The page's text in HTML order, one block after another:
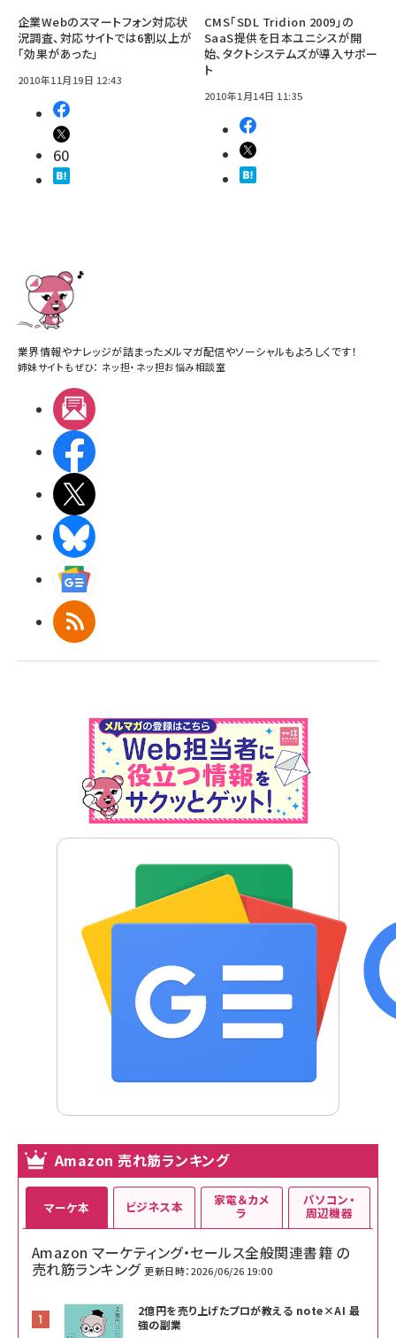
企業Webのスマートフォン対応状
況調査、対応サイトでは6割以上が
「効果があった」
2010年11月19日 12:43
60
CMS「SDL Tridion 2009」の
SaaS提供を日本ユニシスが開
始、タクトシステムズが導入サポー
ト
2010年1月14日 11:35
業界情報やナレッジが詰まったメルマガ配信やソーシャルもよろしくです！
姉妹サイトもぜひ： ネッ担・ ネッ担お悩み相談室
RSS
Amazon 売れ筋ランキング
マーケ本
Amazon マーケティング・セールス全般関連書籍 の
売れ筋ランキング 更新日時：2026/06/26 19:00
2億円を売り上げたプロが教える note×AI 最
強の副業
ビジネス本 家電＆カメ
ラ
パソコン・
周辺機器